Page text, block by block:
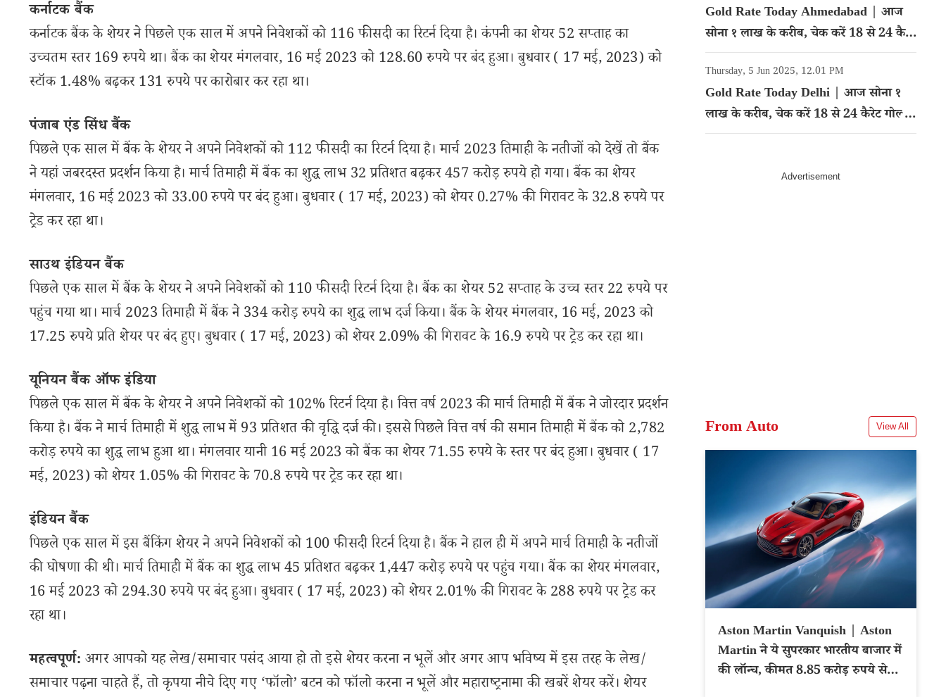
कर्नाटक बैंक
कर्नाटक बैंक के शेयर ने पिछले एक साल में अपने निवेशकों को 116 फीसदी का रिटर्न दिया है। कंपनी का शेयर 52 सप्ताह का
उच्चतम स्तर 169 रुपये था। बैंक का शेयर मंगलवार, 16 मई 2023 को 128.60 रुपये पर बंद हुआ। बुधवार ( 17 मई, 2023) को
स्टॉक 1.48% बढ़कर 131 रुपये पर कारोबार कर रहा था।
पंजाब एंड सिंध बैंक
पिछले एक साल में बैंक के शेयर ने अपने निवेशकों को 112 फीसदी का रिटर्न दिया है। मार्च 2023 तिमाही के नतीजों को देखें तो बैंक
ने यहां जबरदस्त प्रदर्शन किया है। मार्च तिमाही में बैंक का शुद्ध लाभ 32 प्रतिशत बढ़कर 457 करोड़ रुपये हो गया। बैंक का शेयर
मंगलवार, 16 मई 2023 को 33.00 रुपये पर बंद हुआ। बुधवार ( 17 मई, 2023) को शेयर 0.27% की गिरावट के 32.8 रुपये पर
ट्रेड कर रहा था।
साउथ इंडियन बैंक
पिछले एक साल में बैंक के शेयर ने अपने निवेशकों को 110 फीसदी रिटर्न दिया है। बैंक का शेयर 52 सप्ताह के उच्च स्तर 22 रुपये पर
पहुंच गया था। मार्च 2023 तिमाही में बैंक ने 334 करोड़ रुपये का शुद्ध लाभ दर्ज किया। बैंक के शेयर मंगलवार, 16 मई, 2023 को
17.25 रुपये प्रति शेयर पर बंद हुए। बुधवार ( 17 मई, 2023) को शेयर 2.09% की गिरावट के 16.9 रुपये पर ट्रेड कर रहा था।
यूनियन बैंक ऑफ इंडिया
पिछले एक साल में बैंक के शेयर ने अपने निवेशकों को 102% रिटर्न दिया है। वित्त वर्ष 2023 की मार्च तिमाही में बैंक ने जोरदार प्रदर्शन
किया है। बैंक ने मार्च तिमाही में शुद्ध लाभ में 93 प्रतिशत की वृद्धि दर्ज की। इससे पिछले वित्त वर्ष की समान तिमाही में बैंक को 2,782
करोड़ रुपये का शुद्ध लाभ हुआ था। मंगलवार यानी 16 मई 2023 को बैंक का शेयर 71.55 रुपये के स्तर पर बंद हुआ। बुधवार ( 17
मई, 2023) को शेयर 1.05% की गिरावट के 70.8 रुपये पर ट्रेड कर रहा था।
इंडियन बैंक
पिछले एक साल में इस बैंकिंग शेयर ने अपने निवेशकों को 100 फीसदी रिटर्न दिया है। बैंक ने हाल ही में अपने मार्च तिमाही के नतीजों
की घोषणा की थी। मार्च तिमाही में बैंक का शुद्ध लाभ 45 प्रतिशत बढ़कर 1,447 करोड़ रुपये पर पहुंच गया। बैंक का शेयर मंगलवार,
16 मई 2023 को 294.30 रुपये पर बंद हुआ। बुधवार ( 17 मई, 2023) को शेयर 2.01% की गिरावट के 288 रुपये पर ट्रेड कर
रहा था।
महत्वपूर्ण: अगर आपको यह लेख/समाचार पसंद आया हो तो इसे शेयर करना न भूलें और अगर आप भविष्य में इस तरह के लेख/
समाचार पढ़ना चाहते हैं, तो कृपया नीचे दिए गए ‘फॉलो’ बटन को फॉलो करना न भूलें और महाराष्ट्रनामा की खबरें शेयर करें। शेयर
Gold Rate Today Ahmedabad | आज
सोना १ लाख के करीब, चेक करें 18 से 24 कैरेट
गोल्ड का रेट
Thursday, 5 Jun 2025, 12.01 PM
Gold Rate Today Delhi | आज सोना १
लाख के करीब, चेक करें 18 से 24 कैरेट गोल्ड
का रेट
From Auto View All
Aston Martin Vanquish | Aston
Martin ने ये सुपरकार भारतीय बाजार में
की लॉन्च, कीमत 8.85 करोड़ रुपये से